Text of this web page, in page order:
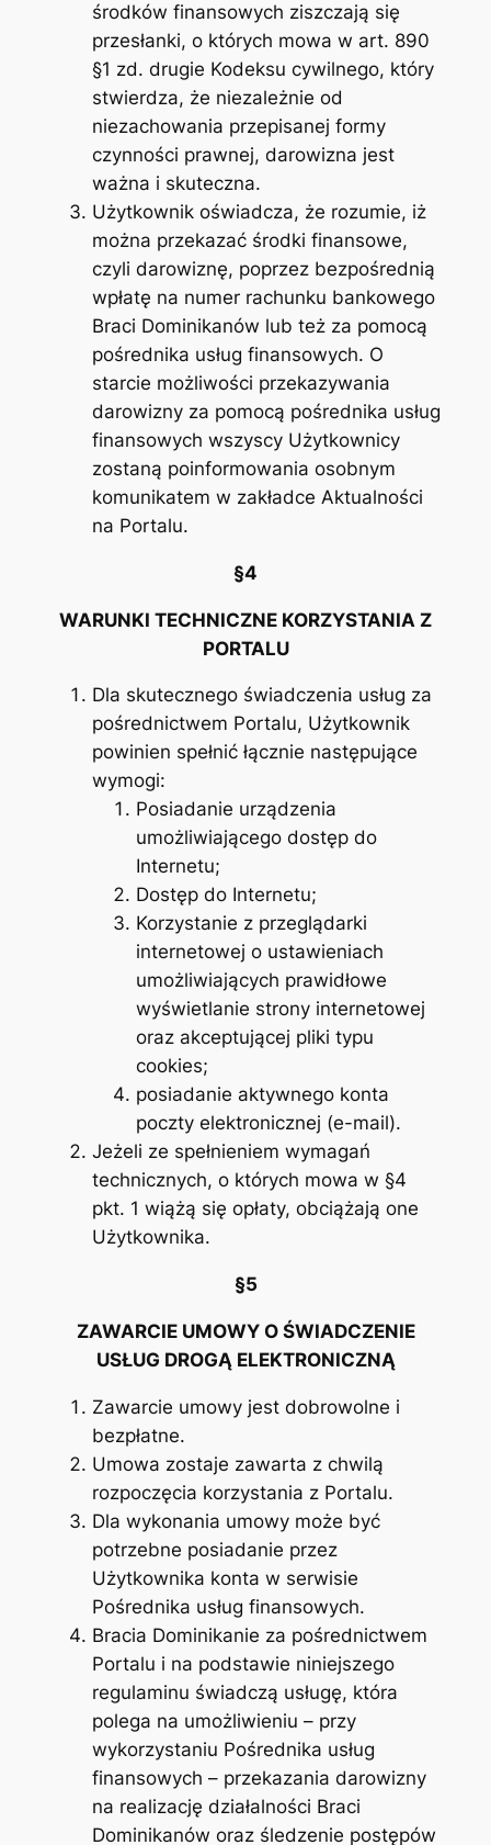
środków finansowych ziszczają się
przesłanki, o których mowa w art. 890
§1 zd. drugie Kodeksu cywilnego, który
stwierdza, że niezależnie od
niezachowania przepisanej formy
czynności prawnej, darowizna jest
ważna i skuteczna.
Użytkownik oświadcza, że rozumie, iż
można przekazać środki finansowe,
czyli darowiznę, poprzez bezpośrednią
wpłatę na numer rachunku bankowego
Braci Dominikanów lub też za pomocą
pośrednika usług finansowych. O
starcie możliwości przekazywania
darowizny za pomocą pośrednika usług
finansowych wszyscy Użytkownicy
zostaną poinformowania osobnym
komunikatem w zakładce Aktualności
na Portalu.
§4
WARUNKI TECHNICZNE KORZYSTANIA Z
PORTALU
Dla skutecznego świadczenia usług za
pośrednictwem Portalu, Użytkownik
powinien spełnić łącznie następujące
wymogi:
Posiadanie urządzenia
umożliwiającego dostęp do
Internetu;
Dostęp do Internetu;
Korzystanie z przeglądarki
internetowej o ustawieniach
umożliwiających prawidłowe
wyświetlanie strony internetowej
oraz akceptującej pliki typu
cookies;
posiadanie aktywnego konta
poczty elektronicznej (e-mail).
Jeżeli ze spełnieniem wymagań
technicznych, o których mowa w §4
pkt. 1 wiążą się opłaty, obciążają one
Użytkownika.
§5
ZAWARCIE UMOWY O ŚWIADCZENIE
USŁUG DROGĄ ELEKTRONICZNĄ
Zawarcie umowy jest dobrowolne i
bezpłatne.
Umowa zostaje zawarta z chwilą
rozpoczęcia korzystania z Portalu.
Dla wykonania umowy może być
potrzebne posiadanie przez
Użytkownika konta w serwisie
Pośrednika usług finansowych.
Bracia Dominikanie za pośrednictwem
Portalu i na podstawie niniejszego
regulaminu świadczą usługę, która
polega na umożliwieniu – przy
wykorzystaniu Pośrednika usług
finansowych – przekazania darowizny
na realizację działalności Braci
Dominikanów oraz śledzenie postępów